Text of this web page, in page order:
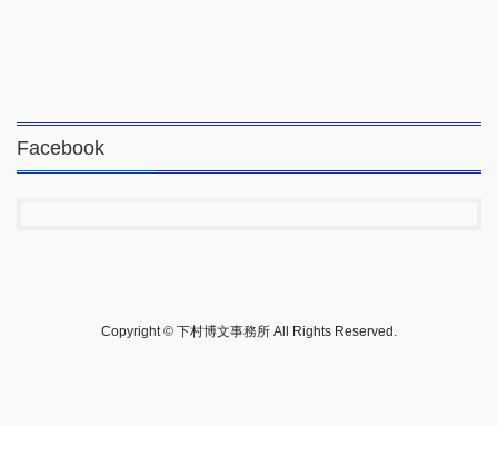
Facebook
Copyright © 下村博文事務所 All Rights Reserved.